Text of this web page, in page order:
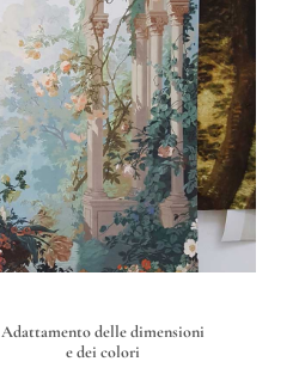
Adattamento delle dimensioni
e dei colori